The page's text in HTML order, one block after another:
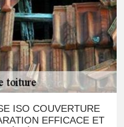
ISO COUVERTURE
EFFICACE ET